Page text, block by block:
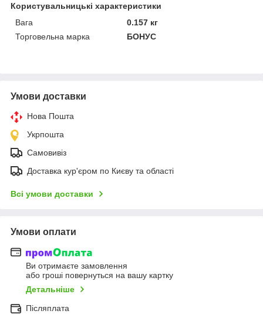
Користувальницькі характеристики
Вага
0.157 кг
Торговельна марка
БОНУС
Умови доставки
Нова Пошта
Укрпошта
Самовивіз
Доставка кур'єром по Києву та області
Всі умови доставки
Умови оплати
Ви отримаєте замовлення
або гроші повернуться на вашу картку
Детальніше
Післяплата